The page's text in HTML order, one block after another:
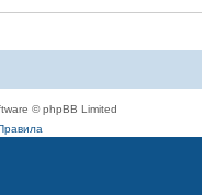
© phpBB Limited